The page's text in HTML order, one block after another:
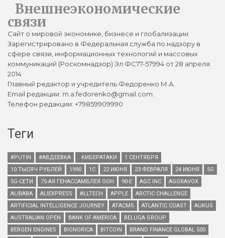
Внешнеэкономические
связи
Сайт о мировой экономике, бизнесе и глобализации
Зарегистрировано в Федеральная служба по надзору в
сфере связи, информационных технологий и массовых
коммуникаций (Роскомнадзор) Эл ФС77-57994 от 28 апреля
2014
Главный редактор и учредитель Федоренко М.А.
Email редакции: m.a.fedorenko@gmail.com.
Телефон редакции: +79859909990
Теги
#PUTIN #АВДЕЕВКА . КИБЕРАТАКИ
1 СЕНТЯБРЯ
10 ТЫСЯЧ РУБЛЕЙ
1990 1С 22 ИЮНЯ 23 ФЕВРАЛЯ 24 ИЮНЯ
5G
5G-СЕТИ
75-АЯ ГЕНАССАМБЛЕЯ ООН 90-Е AGC INC
AGORAVOX
ALIBABA
ALIEXPRESS ALLTECH APPLE
ARCTIC CHALLENGE
ARTIFICIAL INTELLIGENCE JOURNEY
ATACMS ATLANTIC COAST
AUKUS
AUSTRALIAN OPEN
BANK OF AMERICA
BELUGA GROUP
BERGEN ENGINES
BIONORICA BITCOIN
BRAND FINANCE GLOBAL 500